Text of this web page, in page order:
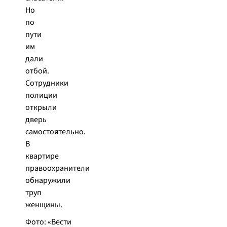
Но
по
пути
им
дали
отбой.
Сотрудники
полиции
открыли
дверь
самостоятельно.
В
квартире
правоохранители
обнаружили
труп
женщины.
Фото: «Вести